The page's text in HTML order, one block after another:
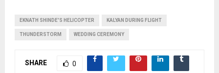
EKNATH SHINDE'S HELICOPTER KALYAN DURING FLIGHT
THUNDERSTORM WEDDING CEREMONY
SHARE 0